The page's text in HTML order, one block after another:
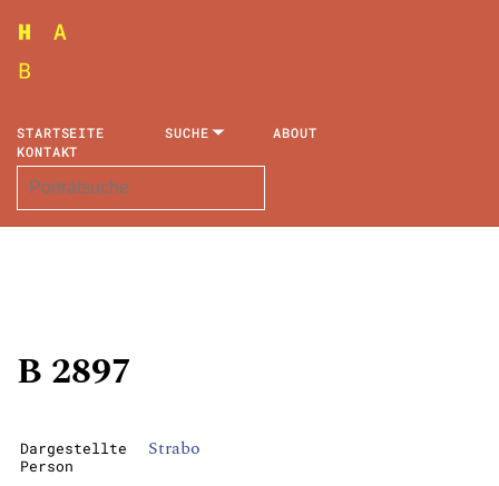
STARTSEITE SUCHE
ABOUT
KONTAKT
B 2897
Dargestellte
Person
Strabo